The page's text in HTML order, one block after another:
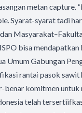
metan capture.
Syarat-syarat tadi
bisa
Umum Gabungan
rantai pasok
benar komitmen
telah